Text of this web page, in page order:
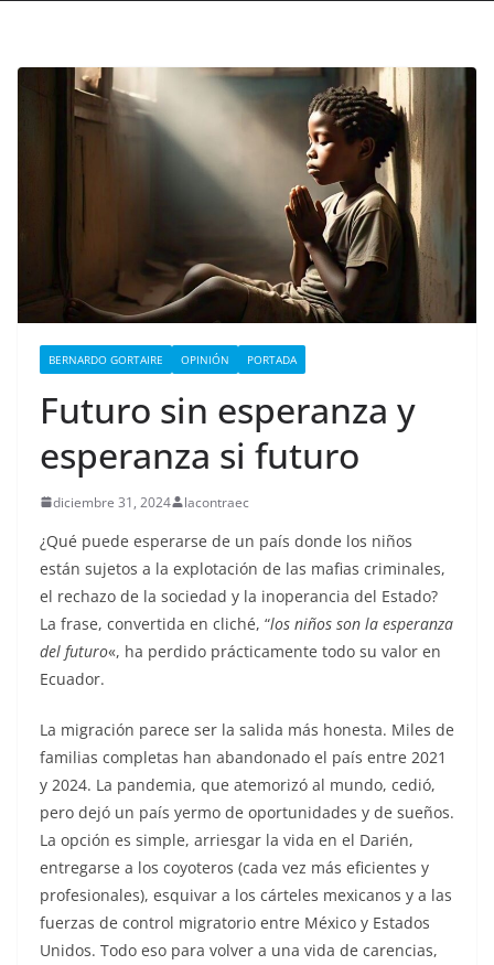
BERNARDO GORTAIRE OPINIÓN PORTADA
Futuro sin esperanza y
esperanza si futuro
diciembre 31, 2024 lacontraec
¿Qué puede esperarse de un país donde los niños
están sujetos a la explotación de las mafias criminales,
el rechazo de la sociedad y la inoperancia del Estado?
La frase, convertida en cliché, “los niños son la esperanza
del futuro«, ha perdido prácticamente todo su valor en
Ecuador.
La migración parece ser la salida más honesta. Miles de
familias completas han abandonado el país entre 2021
y 2024. La pandemia, que atemorizó al mundo, cedió,
pero dejó un país yermo de oportunidades y de sueños.
La opción es simple, arriesgar la vida en el Darién,
entregarse a los coyoteros (cada vez más eficientes y
profesionales), esquivar a los cárteles mexicanos y a las
fuerzas de control migratorio entre México y Estados
Unidos. Todo eso para volver a una vida de carencias,